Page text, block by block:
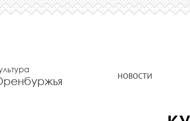
НОВОСТИ